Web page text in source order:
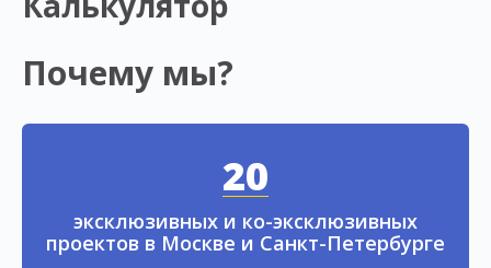
Почему мы?
20
эксклюзивных и ко-эксклюзивных
проектов в Москве и Санкт-Петербурге